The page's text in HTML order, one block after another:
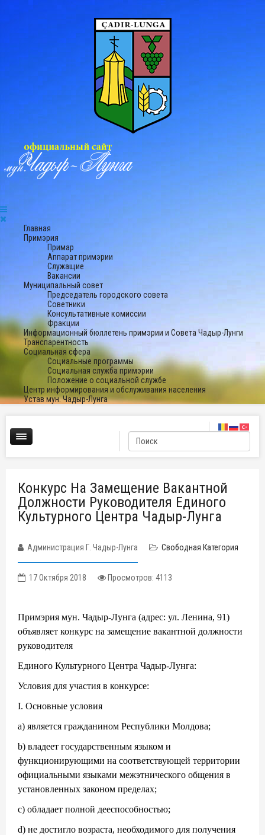
Главная
Примэрия
Примар
Аппарат примэрии
Служащие
Вакансии
Муниципальный совет
Председатель городского совета
Советники
Консультативные комиссии
Фракции
Информационный бюллетень примэрии и Совета Чадыр-Лунги
Транспарентность
Социальная сфера
Социальные программы
Социальная служба примэрии
Положение о социальной службе
Центр информирования и обслуживания населения
Устав мун. Чадыр-Лунга
Конкурс На Замещение Вакантной
Должности Руководителя Единого
Культурного Центра Чадыр-Лунга
Администрация Г. Чадыр-Лунга Свободная Категория
17 Октября 2018 Просмотров: 4113
Примэрия мун. Чадыр-Лунга (адрес: ул. Ленина, 91)
объявляет конкурс на замещение вакантной должности
руководителя
Единого Культурного Центра Чадыр-Лунга:
Условия для участия в конкурсе:
I. Основные условия
a) является гражданином Республики Молдова;
b) владеет государственным языком и
функционирующими на соответствующей территории
официальными языками межэтнического общения в
установленных законом пределах;
c) обладает полной дееспособностью;
d) не достигло возраста, необходимого для получения